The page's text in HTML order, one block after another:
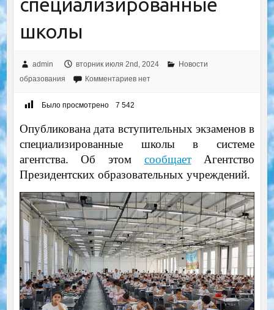
школы
admin вторник июля 2nd, 2024
Новости
образования
Комментариев нет
Было просмотрено 7 542
Опубликована дата вступительных экзаменов в
специализированные школы в системе
агентства. Об этом сообщаетАгентство
Президентских образовательных учреждений.